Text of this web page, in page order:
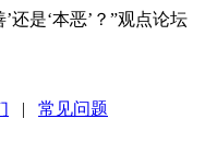
还是‘本恶’？”观点论坛
| 常见问题